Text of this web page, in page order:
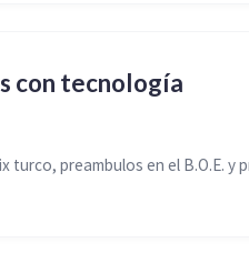
con tecnología
preambulos en el B.O.E. y